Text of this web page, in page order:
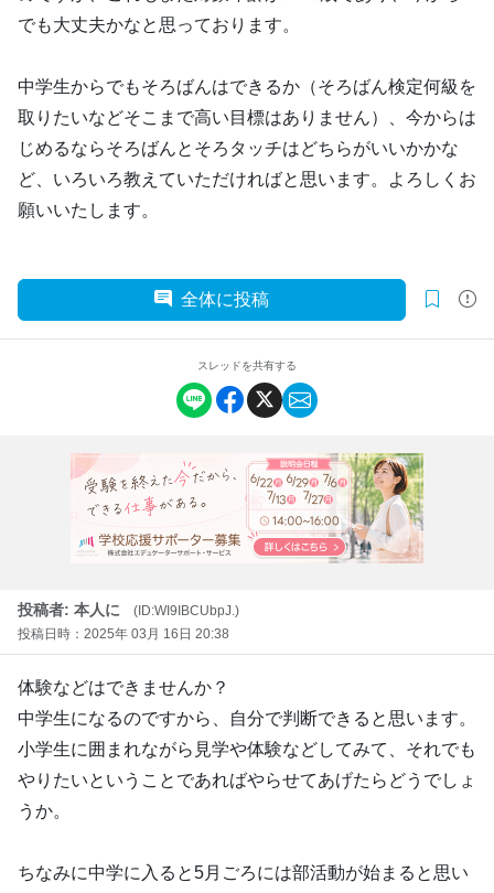
でも大丈夫かなと思っております。
中学生からでもそろばんはできるか（そろばん検定何級を
取りたいなどそこまで高い目標はありません）、今からは
じめるならそろばんとそろタッチはどちらがいいかかな
ど、いろいろ教えていただければと思います。よろしくお
願いいたします。
全体に投稿
スレッドを共有する
投稿者: 本人に
(ID:WI9IBCUbpJ.)
投稿日時：2025年 03月 16日 20:38
体験などはできませんか？
中学生になるのですから、自分で判断できると思います。
小学生に囲まれながら見学や体験などしてみて、それでも
やりたいということであればやらせてあげたらどうでしょ
うか。
ちなみに中学に入ると5月ごろには部活動が始まると思い